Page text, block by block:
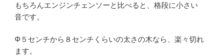
もちろんエンジンチェンソーと比べると、格段に小さい
音です。
Φ５センチから８センチくらいの太さの木なら、楽々切れ
ます。